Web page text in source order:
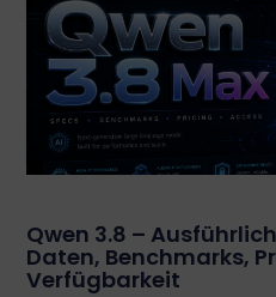
Qwen 3.8 –
Daten, Benchmarks,
Verfügbarkeit